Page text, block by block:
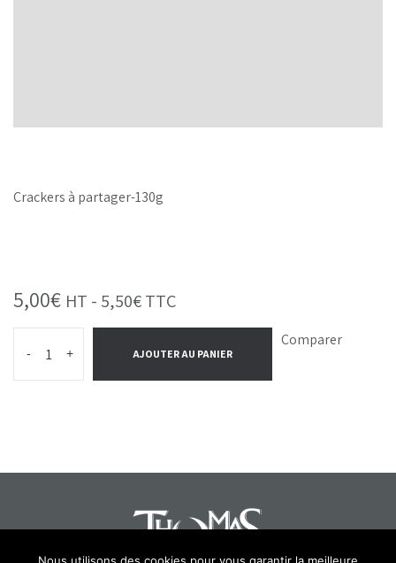
Crackers à partager-130g
5,00€ HT - 5,50€TTC
- + AJOUTER AU PANIER
Comparer